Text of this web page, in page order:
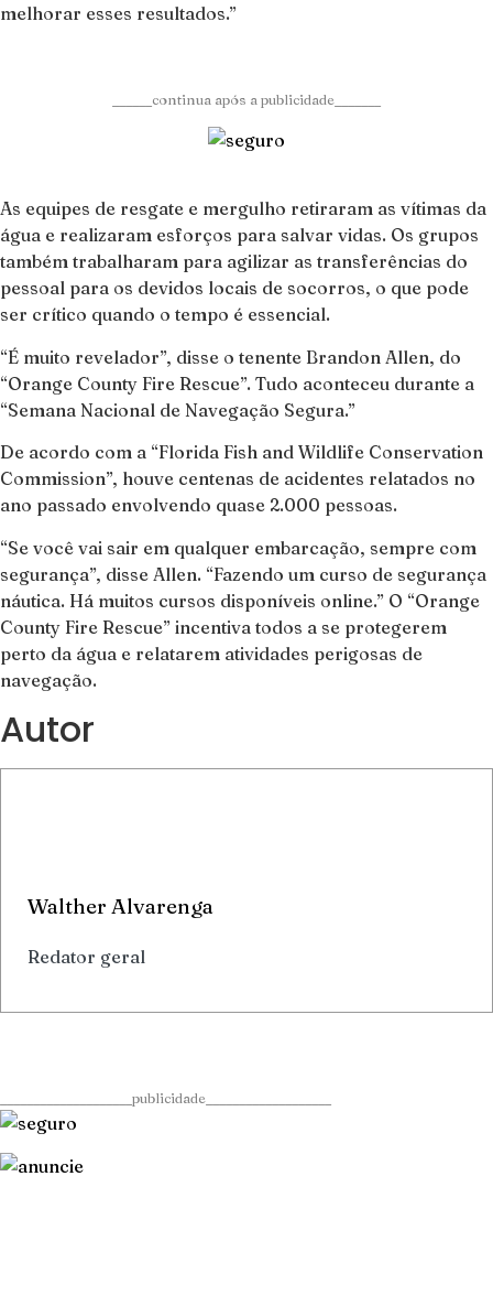
melhorar esses resultados.”
______continua após a publicidade_______
As equipes de resgate e mergulho retiraram as vítimas da
água e realizaram esforços para salvar vidas. Os grupos
também trabalharam para agilizar as transferências do
pessoal para os devidos locais de socorros, o que pode
ser crítico quando o tempo é essencial.
“É muito revelador”, disse o tenente Brandon Allen, do
“Orange County Fire Rescue”. Tudo aconteceu durante a
“Semana Nacional de Navegação Segura.”
De acordo com a “Florida Fish and Wildlife Conservation
Commission”, houve centenas de acidentes relatados no
ano passado envolvendo quase 2.000 pessoas.
“Se você vai sair em qualquer embarcação, sempre com
segurança”, disse Allen. “Fazendo um curso de segurança
náutica. Há muitos cursos disponíveis online.” O “Orange
County Fire Rescue” incentiva todos a se protegerem
perto da água e relatarem atividades perigosas de
navegação.
Autor
Walther Alvarenga
Redator geral
____________________publicidade___________________